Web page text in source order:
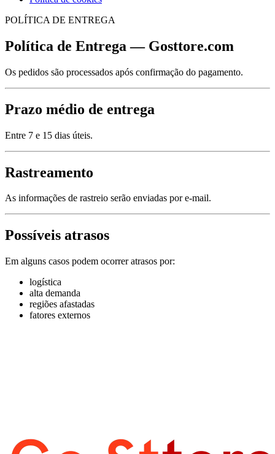
POLÍTICA DE ENTREGA
Política de Entrega — Gosttore.com
Os pedidos são processados após confirmação do pagamento.
Prazo médio de entrega
Entre 7 e 15 dias úteis.
Rastreamento
As informações de rastreio serão enviadas por e-mail.
Possíveis atrasos
Em alguns casos podem ocorrer atrasos por:
logística
alta demanda
regiões afastadas
fatores externos